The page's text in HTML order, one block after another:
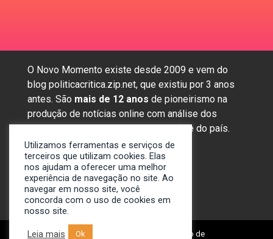
O Novo Momento existe desde 2009 e vem do
blog politicacritica.zip.net, que existiu por 3 anos
antes. São mais de 12 anos de pioneirismo na
produção de notícias online com análise dos
assuntos mais importantes da região e do país.
Sobre nós
Anunciar
Contato
© 2009-2024. Portal Novo Momento de
Utilizamos ferramentas e serviços de
terceiros que utilizam cookies. Elas
nos ajudam a oferecer uma melhor
experiência de navegação no site. Ao
navegar em nosso site, você
concorda com o uso de cookies em
nosso site.
Leia mais Ok